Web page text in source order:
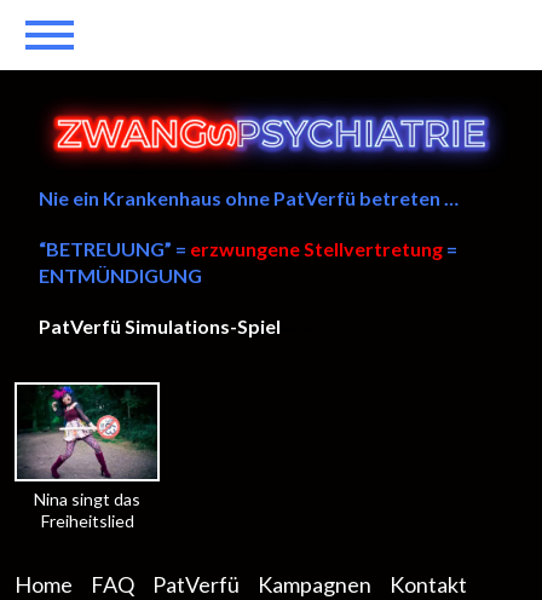
Nina singt das
Freiheitslied
Nie ein Krankenhaus ohne PatVerfü betreten …
“BETREUUNG” = erzwungene Stellvertretung =
ENTMÜNDIGUNG
PatVerfü Simulations-Spiel
Home FAQ PatVerfü Kampagnen Kontakt